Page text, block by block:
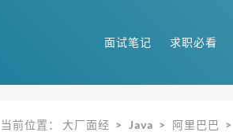
面试笔记 求职必看
当前位置： 大厂面经 > Java > 阿里巴巴 >